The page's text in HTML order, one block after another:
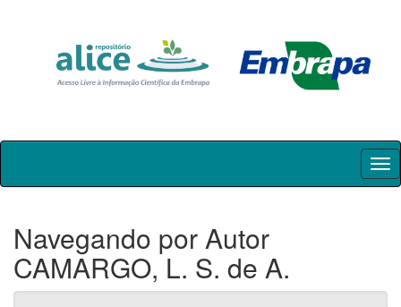
Skip
Navegando por Autor
CAMARGO, L. S. de A.